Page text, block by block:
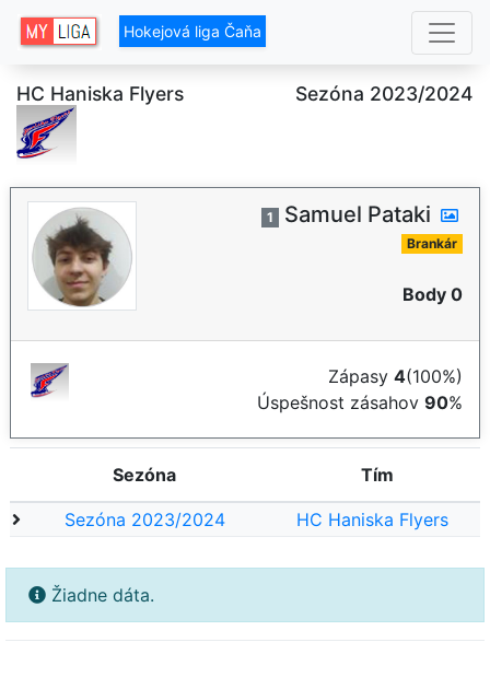
Hokejová liga Čaňa
HC Haniska Flyers Sezóna 2023/2024
1 Samuel Pataki
Brankár
Body 0
Zápasy 4(100%)
Úspešnost zásahov 90%
Sezóna Tím
Sezóna 2023/2024 HC Haniska Flyers
Žiadne dáta.